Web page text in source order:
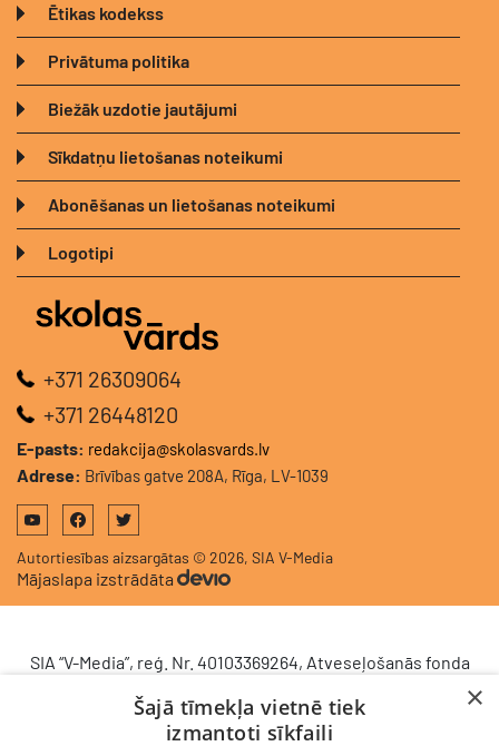
Ētikas kodekss
Privātuma politika
Biežāk uzdotie jautājumi
Sīkdatņu lietošanas noteikumi
Abonēšanas un lietošanas noteikumi
Logotipi
+371 26309064
+371 26448120
E-pasts: redakcija@skolasvards.lv
Adrese: Brīvības gatve 208A, Rīga, LV-1039
Autortiesības aizsargātas © 2026, SIA V-Media
Mājaslapa izstrādāta
SIA “V-Media”, reģ. Nr. 40103369264, Atveseļošanās fonda
komercdarbības procesu uzlabošanā - ieviesta klientu
attiecību pārvaldības sistēma (CRM). 2024. gada 16.
×
Šajā tīmekļa vietnē tiek
izmantoti sīkfaili